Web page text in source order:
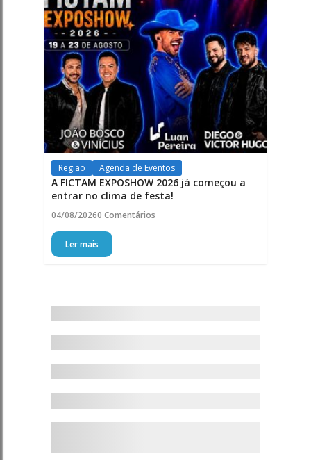
Região Agenda de Eventos
A FICTAM EXPOSHOW 2026 já começou a
entrar no clima de festa!
04/08/20260 Comentários
Ler mais